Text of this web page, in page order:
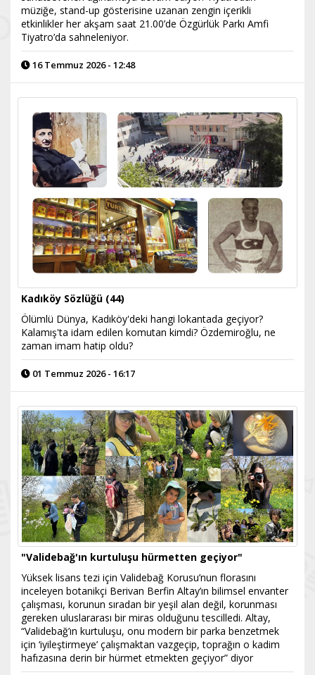
müziğe, stand-up gösterisine uzanan zengin içerikli
etkinlikler her akşam saat 21.00’de Özgürlük Parkı Amfi
Tiyatro’da sahneleniyor.
16 Temmuz 2026 - 12:48
Kadıköy Sözlüğü (44)
Ölümlü Dünya, Kadıköy'deki hangi lokantada geçiyor?
Kalamış'ta idam edilen komutan kimdi? Özdemiroğlu, ne
zaman imam hatip oldu?
01 Temmuz 2026 - 16:17
"Validebağ'ın kurtuluşu hürmetten geçiyor"
Yüksek lisans tezi için Validebağ Korusu’nun florasını
inceleyen botanikçi Berivan Berfin Altay’ın bilimsel envanter
çalışması, korunun sıradan bir yeşil alan değil, korunması
gereken uluslararası bir miras olduğunu tescilledi. Altay,
“Validebağ’ın kurtuluşu, onu modern bir parka benzetmek
için ‘iyileştirmeye’ çalışmaktan vazgeçip, toprağın o kadim
hafızasına derin bir hürmet etmekten geçiyor” diyor